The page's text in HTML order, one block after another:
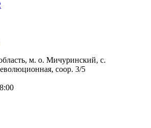
м. о. Мичуринский, с.
соор. 3/5